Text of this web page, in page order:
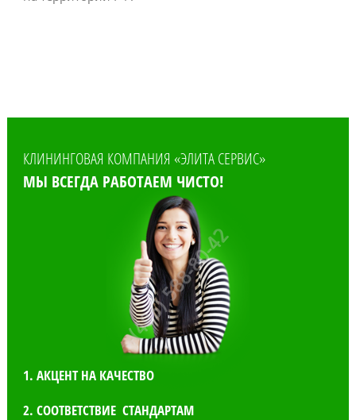
КЛИНИНГОВАЯ КОМПАНИЯ «ЭЛИТА СЕРВИС»
МЫ ВСЕГДА РАБОТАЕМ ЧИСТО!
1. АКЦЕНТ НА КАЧЕСТВО
2. СООТВЕТСТВИЕ СТАНДАРТАМ